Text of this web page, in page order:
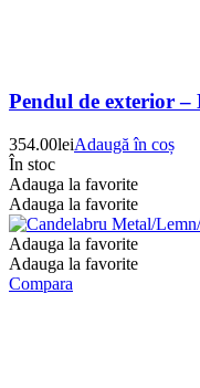
Pendul de exterior –
354.00leiAdaugă în coș
În stoc
Adauga la favorite
Adauga la favorite
Adauga la favorite
Adauga la favorite
Compara